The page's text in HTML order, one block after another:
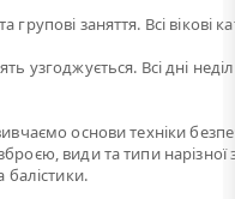
групові заняття. Всі вікові
узгоджується. Всі дні
основи техніки
види та типи нарізної
балістики.